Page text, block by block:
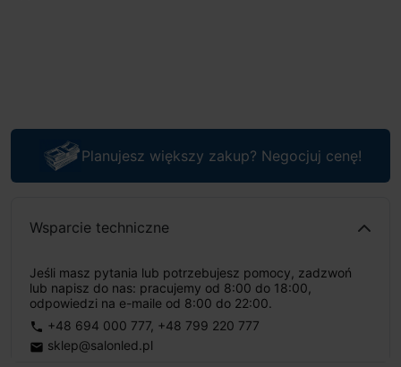
Planujesz większy zakup? Negocjuj cenę!
Wsparcie techniczne
Jeśli masz pytania lub potrzebujesz pomocy, zadzwoń
lub napisz do nas: pracujemy od 8:00 do 18:00,
odpowiedzi na e-maile od 8:00 do 22:00.
phone +48 694 000 777, +48 799 220 777
email sklep@salonled.pl